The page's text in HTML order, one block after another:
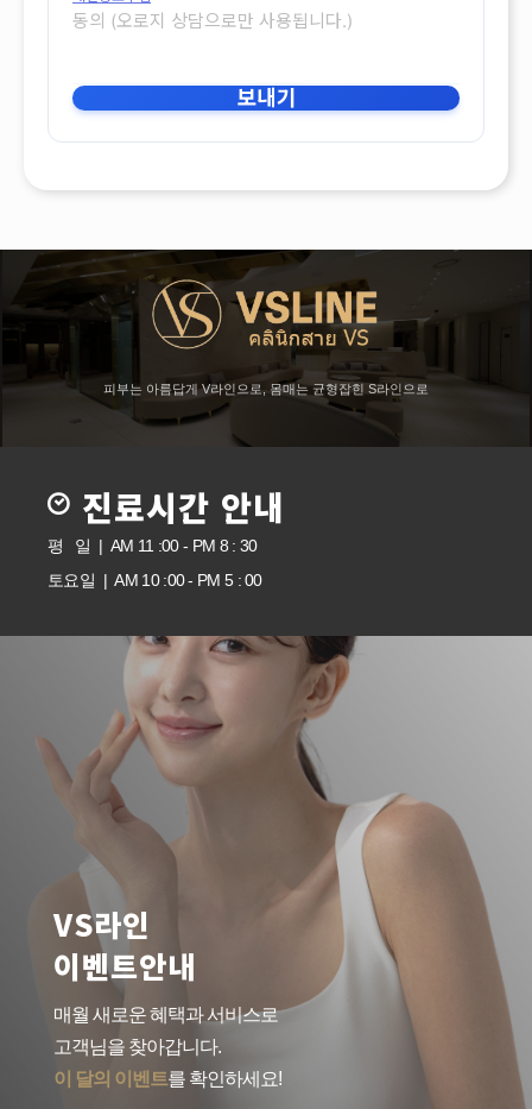
동의 (오로지 상담으로만 사용됩니다.)
보내기
피부는 아름답게 V라인으로, 몸매는 균형잡힌 S라인으로
진료시간 안내
평 일 | AM 11 :00 - PM 8 : 30
토요일 | AM 10 :00 - PM 5 : 00
VS라인
이벤트안내
매월 새로운 혜택과 서비스로
고객님을 찾아갑니다.
이 달의 이벤트를 확인하세요!